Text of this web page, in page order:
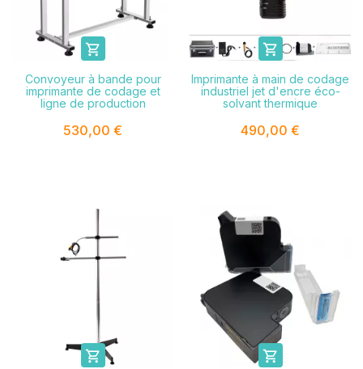

Convoyeur à bande pour
imprimante de codage et
ligne de production
530,00 €

Imprimante à main de codage
industriel jet d'encre éco-
solvant thermique
490,00 €
 